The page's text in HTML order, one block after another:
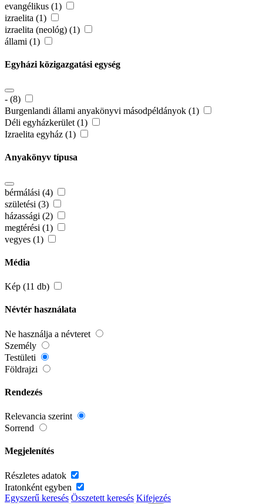
evangélikus (1)
izraelita (1)
izraelita (neológ) (1)
állami (1)
Egyházi közigazgatási egység
- (8)
Burgenlandi állami anyakönyvi másodpéldányok (1)
Déli egyházkerület (1)
Izraelita egyház (1)
Anyakönyv típusa
bérmálási (4)
születési (3)
házassági (2)
megtérési (1)
vegyes (1)
Média
Kép (11 db)
Névtér használata
Ne használja a névteret
Személy
Testületi
Földrajzi
Rendezés
Relevancia szerint
Sorrend
Megjelenítés
Részletes adatok
Iratonként egyben
Egyszerű keresés Összetett keresés Kifejezés